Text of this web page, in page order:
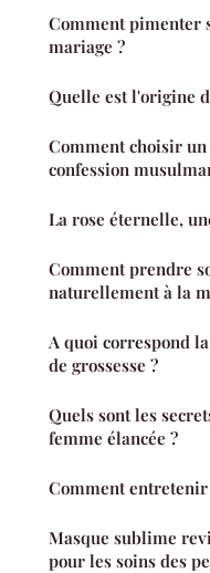
Comment pimenter
mariage ?
Quelle est l'origine
Comment choisir
confession
La rose éternelle,
Comment prendre
naturellement à la
A quoi correspond
de grossesse ?
Quels sont les
femme élancée ?
Comment entretenir
Masque sublime
pour les soins des